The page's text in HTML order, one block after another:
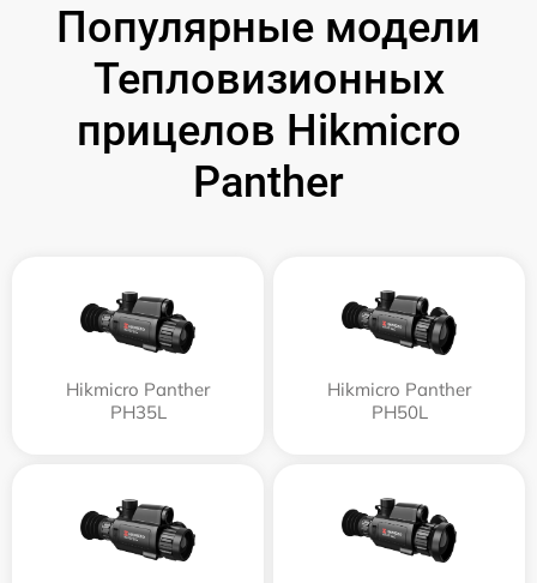
Популярные модели
Тепловизионных
прицелов Hikmicro
Panther
Hikmicro Panther
PH35L
Hikmicro Panther
PH50L